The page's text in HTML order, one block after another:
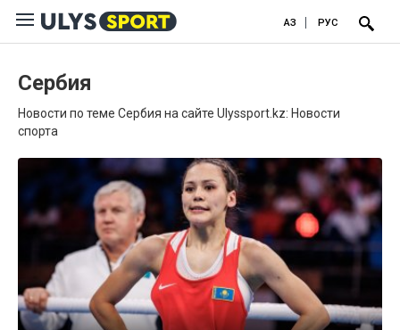
ҚАЗ РУС
Сербия
Новости по теме Сербия на сайте Ulyssport.kz: Новости
спорта